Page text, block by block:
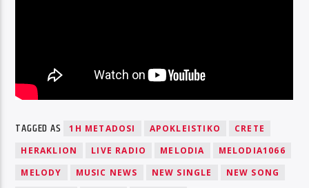
TAGGED AS 1H METADOSI APOKLEISTIKO
CRETE
HERAKLION
LIVE RADIO MELODIA
MELODIA1066
MELODY
MUSIC NEWS NEW SINGLE
NEW SONG